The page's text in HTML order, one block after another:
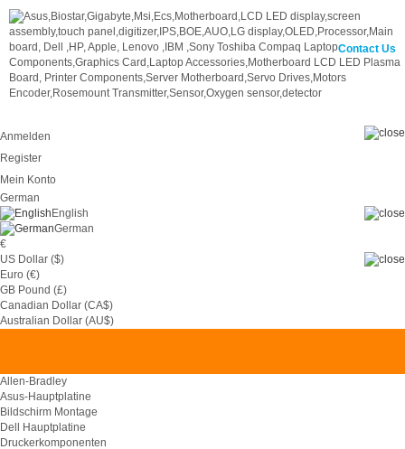
Anmelden
Register
Mein Konto
German
English
German
€
US Dollar ($)
Euro (€)
GB Pound (£)
Canadian Dollar (CA$)
Australian Dollar (AU$)
Contact Us
Allen-Bradley
Asus-Hauptplatine
Bildschirm Montage
Dell Hauptplatine
Druckerkomponenten